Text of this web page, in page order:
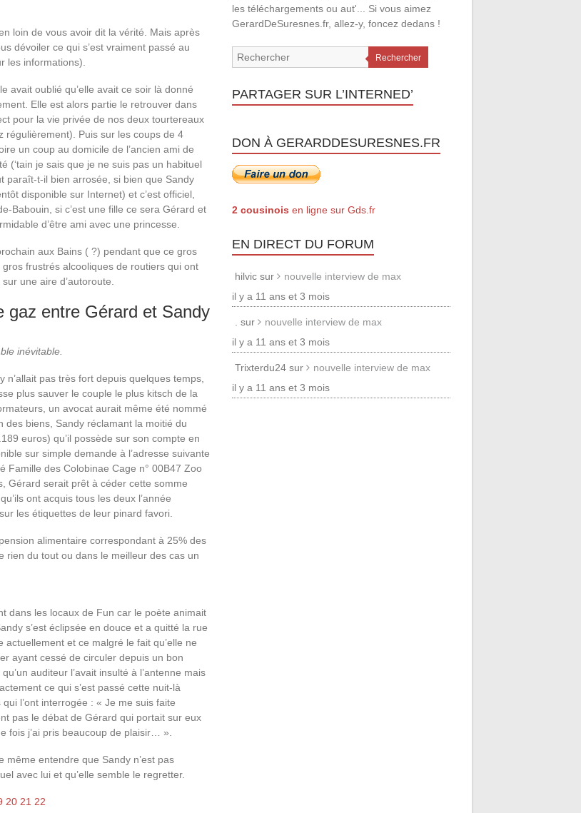
loin de vous avoir dit la vérité. Mais après
dévoiler ce qui s’est vraiment passé au
les informations).
avait oublié qu’elle avait ce soir là donné
Elle est alors partie le retrouver dans
pour la vie privée de nos deux tourtereaux
régulièrement). Puis sur les coups de 4
un coup au domicile de l’ancien ami de
(‘tain je sais que je ne suis pas un habituel
paraît-t-il bien arrosée, si bien que Sandy
disponible sur Internet) et c’est officiel,
Babouin, si c’est une fille ce sera Gérard et
d’être ami avec une princesse.
aux Bains ( ?) pendant que ce gros
frustrés alcooliques de routiers qui ont
une aire d’autoroute.
gaz entre Gérard et Sandy
inévitable.
pas très fort depuis quelques temps,
plus sauver le couple le plus kitsch de la
un avocat aurait même été nommé
biens, Sandy réclamant la moitié du
euros) qu’il possède sur son compte en
sur simple demande à l’adresse suivante
Famille des Colobinae Cage n° 00B47 Zoo
Gérard serait prêt à céder cette somme
ont acquis tous les deux l’année
les étiquettes de leur pinard favori.
alimentaire correspondant à 25% des
du tout ou dans le meilleur des cas un
dans les locaux de Fun car le poète animait
s’est éclipsée en douce et a quitté la rue
et ce malgré le fait qu’elle ne
ayant cessé de circuler depuis un bon
auditeur l’avait insulté à l’antenne mais
ce qui s’est passé cette nuit-là
l’ont interrogée : « Je me suis faite
pas le débat de Gérard qui portait sur eux
fois j’ai pris beaucoup de plaisir… ».
entendre que Sandy n’est pas
avec lui et qu’elle semble le regretter.
20 21 22
les téléchargements ou aut'... Si vous aimez
GerardDeSuresnes.fr, allez-y, foncez dedans !
Rechercher
PARTAGER SUR L’INTERNED’
DON À GERARDDESURESNES.FR
2 cousinois en ligne sur Gds.fr
EN DIRECT DU FORUM
hilvic sur
nouvelle interview de max
il y a 11 ans et 3 mois
. sur
nouvelle interview de max
il y a 11 ans et 3 mois
Trixterdu24 sur
nouvelle interview de max
il y a 11 ans et 3 mois